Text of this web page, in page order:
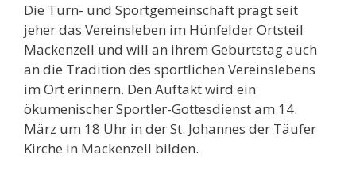
Die Turn- und Sportgemeinschaft prägt seit
jeher das Vereinsleben im Hünfelder Ortsteil
Mackenzell und will an ihrem Geburtstag auch
an die Tradition des sportlichen Vereinslebens
im Ort erinnern. Den Auftakt wird ein
ökumenischer Sportler-Gottesdienst am 14.
März um 18 Uhr in der St. Johannes der Täufer
Kirche in Mackenzell bilden.